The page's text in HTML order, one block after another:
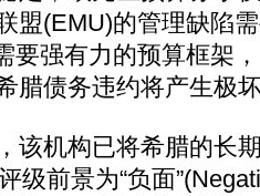
盟(EMU)的管理缺陷
要强有力的预算框架
腊债务违约将产生极
机构已将希腊的长
级前景为“负面